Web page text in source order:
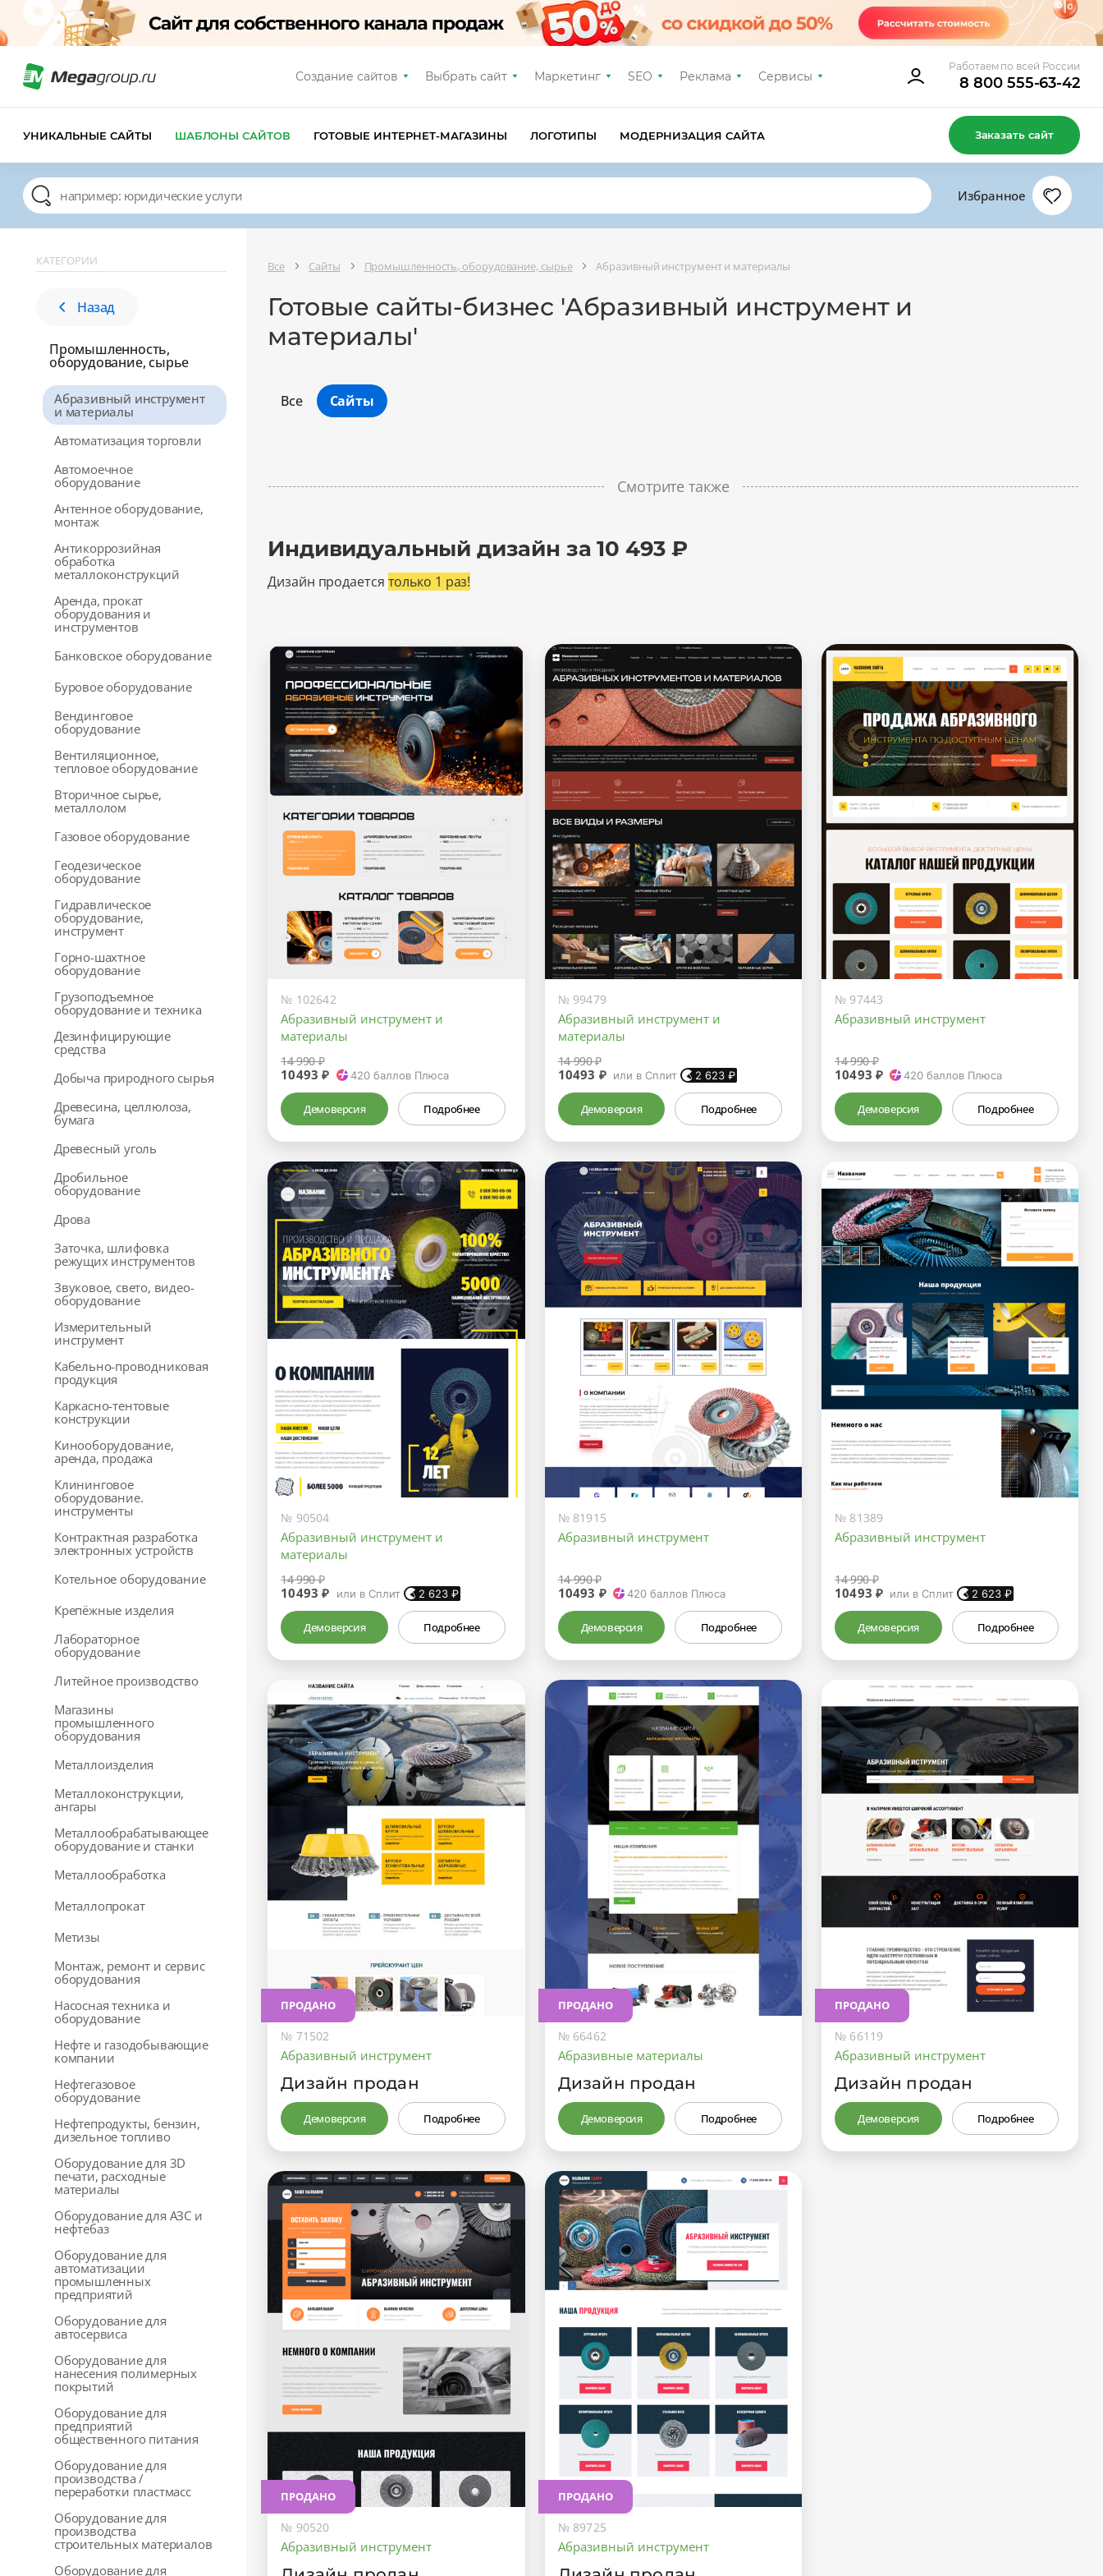
Создание сайтов Выбрать сайт Маркетинг SEO Реклама Сервисы
Работаем по всей России
8 800 555-63-42
УНИКАЛЬНЫЕ САЙТЫ ШАБЛОНЫ САЙТОВ ГОТОВЫЕ ИНТЕРНЕТ-МАГАЗИНЫ ЛОГОТИПЫ МОДЕРНИЗАЦИЯ САЙТА Заказать сайт
Избранное
КАТЕГОРИИ
Назад
Промышленность,
оборудование, сырье
Абразивный инструмент
и материалы
Автоматизация торговли
Автомоечное
оборудование
Антенное оборудование,
монтаж
Антикоррозийная
обработка
металлоконструкций
Аренда, прокат
оборудования и
инструментов
Банковское оборудование
Буровое оборудование
Вендинговое
оборудование
Вентиляционное,
тепловое оборудование
Вторичное сырье,
металлолом
Газовое оборудование
Геодезическое
оборудование
Гидравлическое
оборудование,
инструмент
Горно-шахтное
оборудование
Грузоподъемное
оборудование и техника
Дезинфицирующие
средства
Добыча природного сырья
Древесина, целлюлоза,
бумага
Древесный уголь
Дробильное
оборудование
Дрова
Заточка, шлифовка
режущих инструментов
Звуковое, свето, видео-
оборудование
Измерительный
инструмент
Кабельно-проводниковая
продукция
Каркасно-тентовые
конструкции
Кинооборудование,
аренда, продажа
Клининговое
оборудование.
инструменты
Контрактная разработка
электронных устройств
Котельное оборудование
Крепёжные изделия
Лабораторное
оборудование
Литейное производство
Магазины
промышленного
оборудования
Металлоизделия
Металлоконструкции,
ангары
Металлообрабатывающее
оборудование и станки
Металлообработка
Металлопрокат
Метизы
Монтаж, ремонт и сервис
оборудования
Насосная техника и
оборудование
Нефте и газодобывающие
компании
Нефтегазовое
оборудование
Нефтепродукты, бензин,
дизельное топливо
Оборудование для 3D
печати, расходные
материалы
Оборудование для АЗС и
нефтебаз
Оборудование для
автоматизации
промышленных
предприятий
Оборудование для
автосервиса
Оборудование для
нанесения полимерных
покрытий
Оборудование для
предприятий
общественного питания
Оборудование для
производства /
переработки пластмасс
Оборудование для
производства
строительных материалов
Оборудование для
Все Сайты Промышленность, оборудование, сырье Абразивный инструмент и материалы
Готовые сайты-бизнес 'Абразивный инструмент и
материалы'
Все Сайты
Смотрите также
Индивидуальный дизайн за 10 493 ₽
Дизайн продается только 1 раз!
№ 102642
Абразивный инструмент и
материалы
14 990 ₽
10493 ₽ 420баллов Плюса
Демоверсия Подробнее
№ 99479
Абразивный инструмент и
материалы
14 990 ₽
10493 ₽ или в Сплит 2 623 ₽
Демоверсия Подробнее
№ 97443
Абразивный инструмент
14 990 ₽
10493 ₽ 420 баллов Плюса
Демоверсия Подробнее
№ 90504
Абразивный инструмент и
материалы
14 990 ₽
10493 ₽ или в Сплит 2 623₽
Демоверсия Подробнее
№ 81915
Абразивный инструмент
14 990 ₽
10493 ₽ 420 баллов Плюса
Демоверсия Подробнее
№ 81389
Абразивный инструмент
14 990 ₽
10493 ₽ или в Сплит 2 623 ₽
Демоверсия Подробнее
ПРОДАНО
№ 71502
Абразивный инструмент
Дизайн продан
Демоверсия Подробнее
ПРОДАНО
№ 66462
Абразивные материалы
Дизайн продан
Демоверсия Подробнее
ПРОДАНО
№ 66119
Абразивный инструмент
Дизайн продан
Демоверсия Подробнее
ПРОДАНО
№ 90520
Абразивный инструмент
ПРОДАНО
№ 89725
Абразивный инструмент